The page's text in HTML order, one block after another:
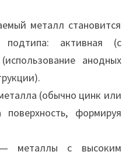
металл становится
активная (с
анодных
(обычно цинк или
формируя
— металлы с высоким